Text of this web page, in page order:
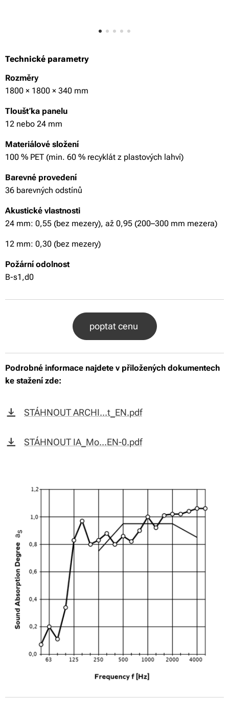
Technické parametry
Rozměry
1800 × 1800 × 340 mm
Tloušťka panelu
12 nebo 24 mm
Materiálové složení
100 % PET (min. 60 % recyklát z plastových lahví)
Barevné provedení
36 barevných odstínů
Akustické vlastnosti
24 mm: 0,55 (bez mezery), až 0,95 (200–300 mm mezera)
12 mm: 0,30 (bez mezery)
Požární odolnost
B-s1,d0
poptat cenu
Podrobné informace najdete v přiložených dokumentech
ke stažení zde:
STÁHNOUT ARCHI...t_EN.pdf
STÁHNOUT IA_Mo...EN-0.pdf